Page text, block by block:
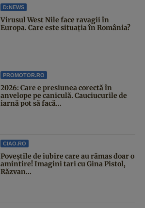
D:NEWS
Virusul West Nile face ravagii în
Europa. Care este situația în România?
PROMOTOR.RO
2026: Care e presiunea corectă în
anvelope pe caniculă. Cauciucurile de
iarnă pot să facă...
CIAO.RO
Poveştile de iubire care au rămas doar o
amintire! Imagini tari cu Gina Pistol,
Răzvan...